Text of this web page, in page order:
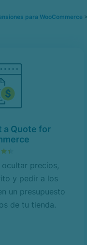
para WooCommerce
a Quote for
ocultar precios,
y pedir a los
un presupuesto
de tu tienda.